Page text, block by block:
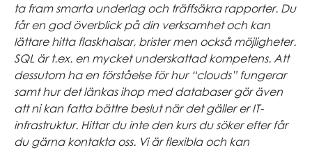
ta fram smarta underlag och träffsäkra rapporter. Du
får en god överblick på din verksamhet och kan
lättare hitta flaskhalsar, brister men också möjligheter.
SQL är t.ex. en mycket underskattad kompetens. Att
dessutom ha en förståelse för hur “clouds” fungerar
samt hur det länkas ihop med databaser gör även
att ni kan fatta bättre beslut när det gäller er IT-
infrastruktur. Hittar du inte den kurs du söker efter får
du gärna kontakta oss. Vi är flexibla och kan